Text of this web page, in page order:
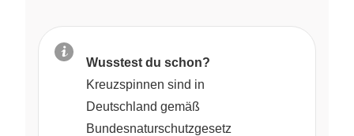
Wusstest du schon?
Kreuzspinnen sind in
Deutschland gemäß
Bundesnaturschutzgesetz